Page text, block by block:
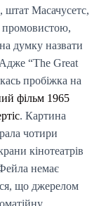
штат Масачусетс,
промовистою,
думку назвати
“The Great
пробіжка на
фільм 1965
. Картина
чотири
кінотеатрів
немає
що джерелом